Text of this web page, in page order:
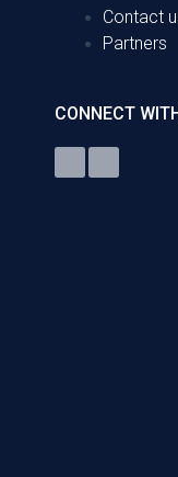
Contact
Partners
CONNECT